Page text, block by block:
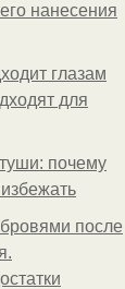
нанесения
глазам
для
почему
после